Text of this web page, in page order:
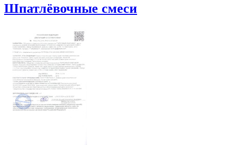
Шпатлёвочные смеси